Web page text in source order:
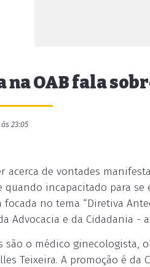
na OAB fala
23:05
acerca de vontades
quando incapacitado para se
focada no tema “Diretiva
Advocacia e da Cidadania -
são o médico ginecologista,
Teixeira. A promoção é da